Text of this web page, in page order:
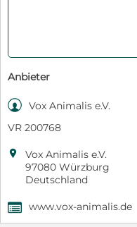
Anbieter
 Vox Animalis e.V.
VR 200768

Vox Animalis e.V.
97080 Würzburg
Deutschland
, www.vox-animalis.de